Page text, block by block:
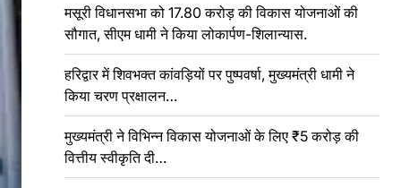
मसूरी विधानसभा को 17.80 करोड़ की विकास योजनाओं की
सौगात, सीएम धामी ने किया लोकार्पण-शिलान्यास.
हरिद्वार में शिवभक्त कांवड़ियों पर पुष्पवर्षा, मुख्यमंत्री धामी ने
किया चरण प्रक्षालन…
मुख्यमंत्री ने विभिन्न विकास योजनाओं के लिए ₹5 करोड़ की
वित्तीय स्वीकृति दी…